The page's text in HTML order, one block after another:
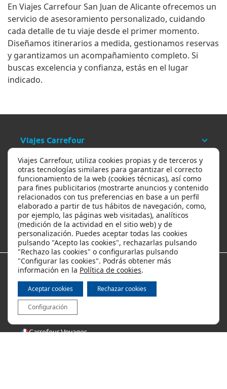
En Viajes Carrefour San Juan de Alicante ofrecemos un
servicio de asesoramiento personalizado, cuidando
cada detalle de tu viaje desde el primer momento.
Diseñamos itinerarios a medida, gestionamos reservas
y garantizamos un acompañamiento completo. Si
buscas excelencia y confianza, estás en el lugar
indicado.
Viajes Carrefour
Ayuda
Ofertas y descuentos
Los viajes más populares
Carrefour Voyages
Viajes Carrefour, utiliza cookies propias y de terceros y
otras tecnologías similares para garantizar el correcto
funcionamiento de la web (cookies técnicas), así como
para fines publicitarios (mostrarte anuncios y contenido
relacionados con tus preferencias en base a un perfil
elaborado a partir de tus hábitos de navegación, como,
por ejemplo, las páginas web visitadas), analíticos
(medición de la actividad en el sitio web) y de
personalización. Puedes aceptar todas las cookies
pulsando "Acepto las cookies", rechazarlas pulsando
"Rechazo las cookies" o configurarlas pulsando
"Configurar las cookies". Podrás obtener más
información en la Política de cookies.
Aceptar cookies Rechazar cookies
Configuración